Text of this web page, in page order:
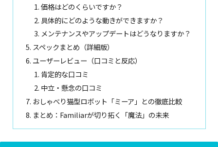
価格はどのくらいですか？
具体的にどのような動きができますか？
メンテナンスやアップデートはどうなりますか？
スペックまとめ（詳細版）
ユーザーレビュー（口コミと反応）
肯定的な口コミ
中立・懸念の口コミ
おしゃべり猫型ロボット「ミーア」との徹底比較
まとめ：Familiarが切り拓く「魔法」の未来